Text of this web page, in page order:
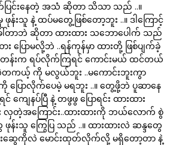
ြင်းနေတဲ့ အသံ ဆိုတာ သိသာ သည် ..။
မှ ဖုန်းသူ နဲ့ ထပ်မတွေ့ဖြစ်တော့ဘူး ..။ ဒါကြောင့်
ါ်တာဘဲ ဆိုတာ ထားထား သဘောပေါက် သည်
း ပြောမလို့ဘဲ ..ရန်ကုန်မှာ ထားတို့ ဖြစ်ပျက်ခဲ့
တန်းက ရပ်လိုက်ကြရင် ကောင်းမယ် ထင်တယ်
ကယ့် ကို မလွယ်ဘူး ..မကောင်းဘူးကွာ
ပြောလိုက်ပေမဲ့ မရဘူး ..။ တွေ့ဖို့ဘဲ ပူဆာနေ
ျေနပ်ပြီ နဲ့ တဖွဖွ ပြောရင်း ထားထား
အကြောင်း..ထားထားကို ဘယ်လောက် စွဲ
န်းသူ ကြွေပြ သည် ..။ ထားထားလဲ ဆန္ဒတွေ
းဆွေကိုလဲ မောင်းထုတ်လိုက်လို့ မရှိတော့တာ နဲ့